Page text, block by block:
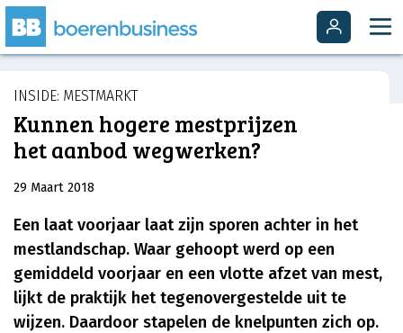
INSIDE: MESTMARKT
Kunnen hogere mestprijzen
het aanbod wegwerken?
29 Maart 2018
Een laat voorjaar laat zijn sporen achter in het
mestlandschap. Waar gehoopt werd op een
gemiddeld voorjaar en een vlotte afzet van mest,
lijkt de praktijk het tegenovergestelde uit te
wijzen. Daardoor stapelen de knelpunten zich op.